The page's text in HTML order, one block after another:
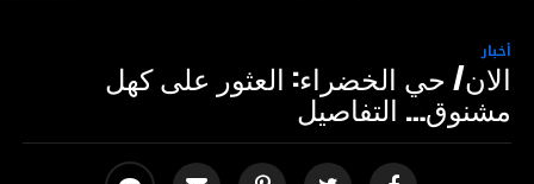
أخبار
الان/ حي الخضراء: العثور على كهل
مشنوق… التفاصيل